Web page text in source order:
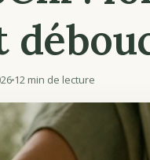
12 min de lecture